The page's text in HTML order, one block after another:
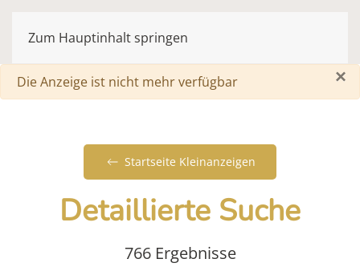
Zum Hauptinhalt springen
×
Warnung
Die Anzeige ist nicht mehr verfügbar
Startseite Kleinanzeigen
Detaillierte Suche
766 Ergebnisse